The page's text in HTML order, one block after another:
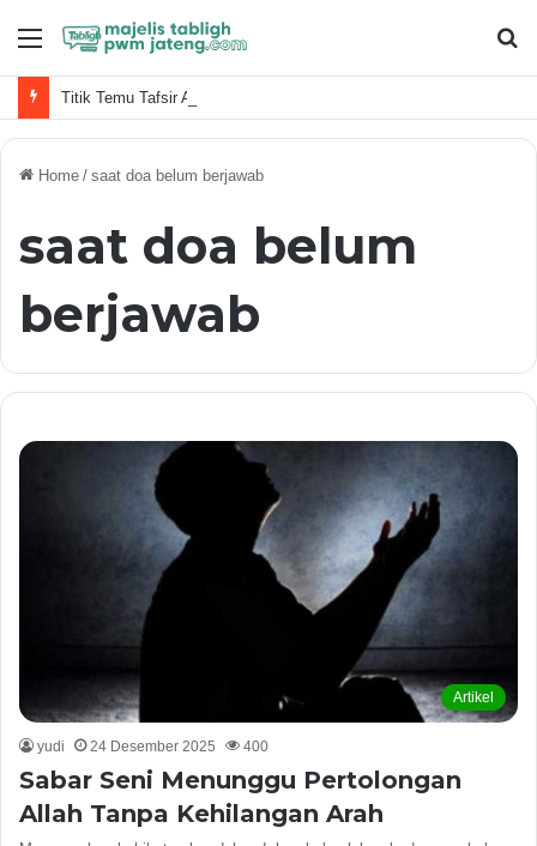
Menu
Titik Temu Tafsir Al-Qur’an dan Sains
Home / saat doa belum berjawab
saat doa belum
berjawab
Artikel
yudi 24 Desember 2025 400
Sabar Seni Menunggu Pertolongan
Allah Tanpa Kehilangan Arah